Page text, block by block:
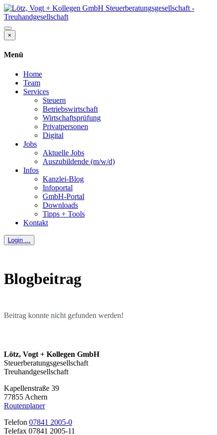
×
Menü
Home
Team
Services
Steuern
Betriebswirtschaft
Wirtschaftsprüfung
Privatpersonen
Digital
Jobs
Aktuelle Jobs
Auszubildende (m/w/d)
Infos
Kanzlei-Blog
Infoportal
GmbH-Portal
Downloads
Tipps + Tools
Kontakt
Login ...
Blogbeitrag
Beitrag konnte nicht gefunden werden!
Lötz, Vogt + Kollegen GmbH
Steuerberatungsgesellschaft
Treuhandgesellschaft
Kapellenstraße 39
77855 Achern
Routenplaner
Telefon 07841 2005-0
Telefax 07841 2005-11